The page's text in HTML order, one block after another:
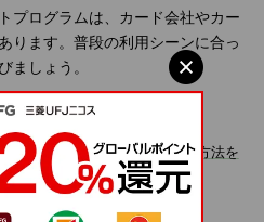
プログラムは、カード会社やカー
ります。普段の利用シーンに合っ
ましょう。
ください
還元率は？ポイントアップの方法を